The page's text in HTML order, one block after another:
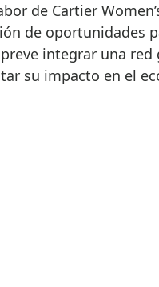
de Cartier
de oportunidades
integrar una red
su impacto en el